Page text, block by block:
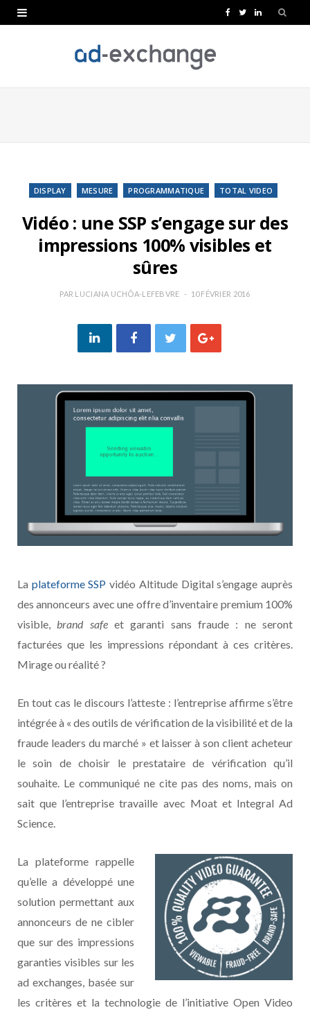
e
k
T
t
L
k
n
DISPLAY MESURE PROGRAMMATIQUE TOTAL VIDEO
Vidéo : une SSP s’engage sur des
impressions 100% visibles et
sûres
PAR LUCIANA UCHÔA-LEFEBVRE 10 FÉVRIER 2016
La plateforme SSP vidéo Altitude Digital s’engage auprès
des annonceurs avec une offre d’inventaire premium 100%
visible,brand safeet garanti sans fraude : ne seront
facturées que les impressions répondant à ces critères.
Mirage ou réalité ?
En tout cas le discours l’atteste : l’entreprise affirme s’être
intégrée à « des outils de vérification de la visibilité et de la
fraude leaders du marché » et laisser à son client acheteur
le soin de choisir le prestataire de vérification qu’il
souhaite. Le communiqué ne cite pas des noms, mais on
sait que l’entreprise travaille avec Moat et Integral Ad
Science.
La plateforme rappelle
qu’elle a développé une
solution permettant aux
annonceurs de ne cibler
que sur des impressions
garanties visibles sur les
ad exchanges, basée sur
les critères et la technologie de l’initiative Open Video